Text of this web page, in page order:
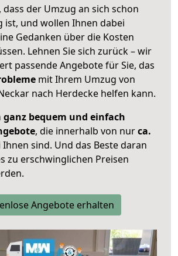
der Umzug an sich schon
ist, und wollen Ihnen dabei
Gedanken über die Kosten
Lehnen Sie sich zurück – wir
passende Angebote für Sie, das
mit Ihrem Umzug von
nach Herdecke helfen kann.
ganz bequem und einfach
, die innerhalb von nurca.
Ihnen sind. Und das Beste daran
zu erschwinglichen Preisen
Angebote erhalten